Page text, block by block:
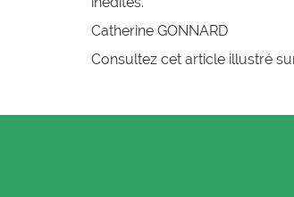
Catherine GONNARD
Consultez cet article illustré